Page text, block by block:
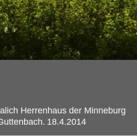
Herrenhaus der Minneburg
18.4.2014